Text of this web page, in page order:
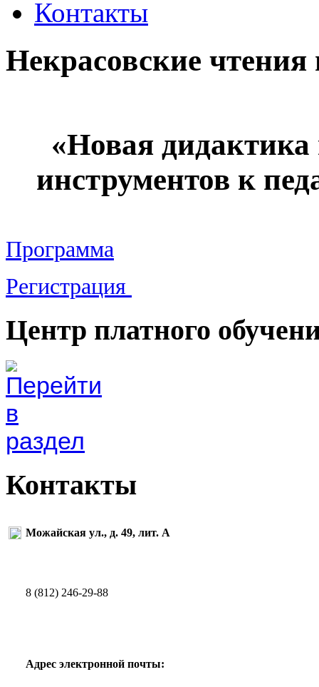
Контакты
Некрасовские
«Новая
инструментов к
Программа
Регистрация
Центр платного
Контакты
Можайская ул., д. 49, лит. А
8 (812) 246-29-88
Адрес электронной почты: